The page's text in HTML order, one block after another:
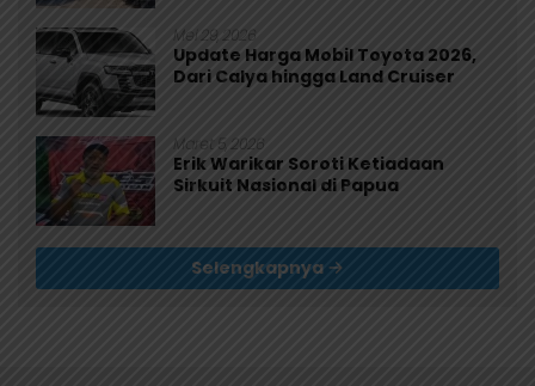
Mei 29, 2026
Update Harga Mobil Toyota 2026,
Dari Calya hingga Land Cruiser
Maret 5, 2026
Erik Warikar Soroti Ketiadaan
Sirkuit Nasional di Papua
Selengkapnya